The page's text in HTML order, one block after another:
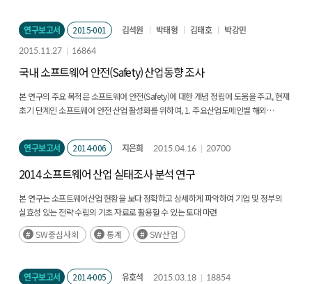
및 의사소통 능력의 다섯 가지 미래디지털 인재의 필수 역량을 정의하였다.
연구보고서 2015-001 김석원 박태형 김태호
박강민
2015.11.27
16864
국내 소프트웨어 안전(Safety) 산업동향 조사
본 연구의 주요 목적은 소프트웨어 안전(Safety)에 대한 개념 정립에 도움을 주고, 현재
초기 단계인 소프트웨어 안전 산업 활성화를 위하여, 1. 주요산업도메인별 해외
하고, 3. 다양하고 객관적인 국내 소프트웨어 안전 산업 관련 기초 자료를 제공하는
것이다.
연구보고서 2014-006 지은희 2015.04.16 20700
2014 소프트웨어 산업 실태조사 분석 연구
본 연구는 소프트웨어산업 현황을 보다 정확하고 상세하게 파악하여 기업 및 정부의
실효성 있는 전략 수립의 기초 자료로 활용할 수 있는 토대 마련
SW중심사회
통계 SW산업
연구보고서 2014-005 유호석 2015.03.18 18854